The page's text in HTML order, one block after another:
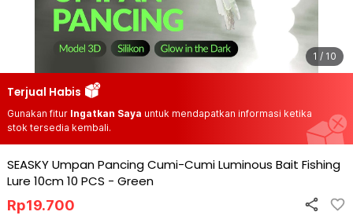
1 / 10
Terjual Habis
Gunakan fitur Ingatkan Saya untuk mendapatkan informasi ketika
stok tersedia kembali.
SEASKY Umpan Pancing Cumi-Cumi Luminous Bait Fishing
Lure 10cm 10 PCS - Green
Rp19.700